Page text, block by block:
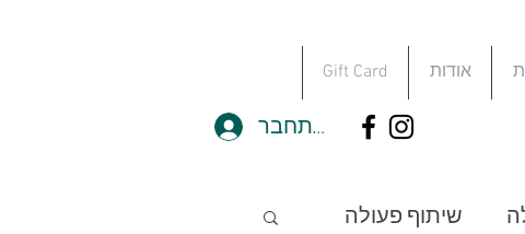
להתחבר
אודות Gift Card
שיתוף פעולה